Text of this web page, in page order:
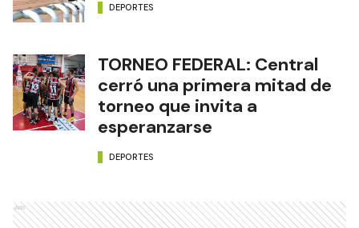
DEPORTES
TORNEO FEDERAL: Central
cerró una primera mitad de
torneo que invita a
esperanzarse
DEPORTES
Ads